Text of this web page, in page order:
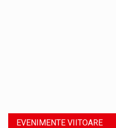
EVENIMENTE VIITOARE